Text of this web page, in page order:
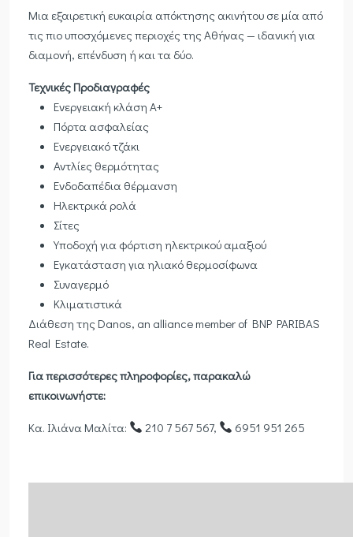
Μια εξαιρετική ευκαιρία απόκτησης ακινήτου σε μία από
τις πιο υποσχόμενες περιοχές της Αθήνας — ιδανική για
διαμονή, επένδυση ή και τα δύο.
Τεχνικές Προδιαγραφές
Ενεργειακή κλάση Α+
Πόρτα ασφαλείας
Ενεργειακό τζάκι
Αντλίες θερμότητας
Ενδοδαπέδια θέρμανση
Ηλεκτρικά ρολά
Σίτες
Υποδοχή για φόρτιση ηλεκτρικού αμαξιού
Εγκατάσταση για ηλιακό θερμοσίφωνα
Συναγερμό
Κλιματιστικά
Διάθεση της Danos, an alliance member of BNP PARIBAS
Real Estate.
Για περισσότερες πληροφορίες, παρακαλώ
επικοινωνήστε:
Κα. Ιλιάνα Μαλίτα: 210 7 567 567, 6951 951 265